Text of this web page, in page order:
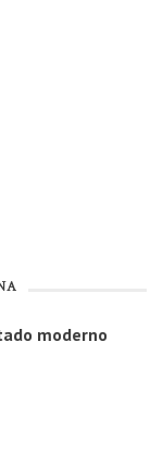
moderno